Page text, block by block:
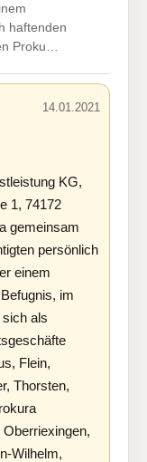
haftenden
Proku…
14.01.2021
KG,
1, 74172
gemeinsam
persönlich
einem
im
als
Flein,
Thorsten,
Wilhelm,